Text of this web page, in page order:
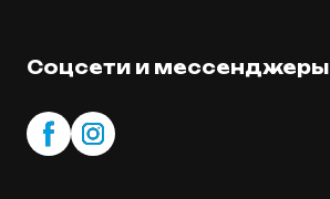
Соцсети и мессенджеры